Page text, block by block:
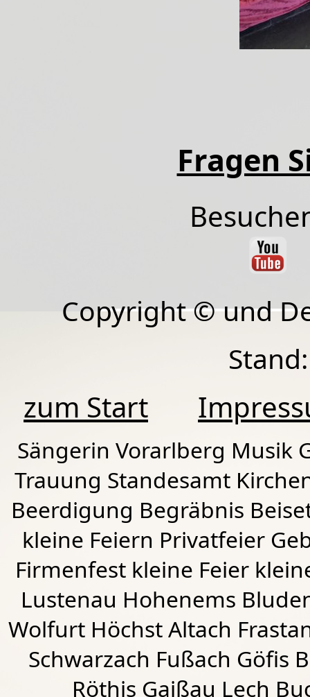
Fragen
Copyright © und
zum Start
Sängerin Vorarlberg Musik
Trauung Standesamt
Beerdigung Begräbnis
kleine Feiern Privatfeier
Firmenfest kleine Feier
Lustenau Hohenems
Wolfurt HöchstAltach
Schwarzach Fußach Göfis
Röthis Gaißau Lech